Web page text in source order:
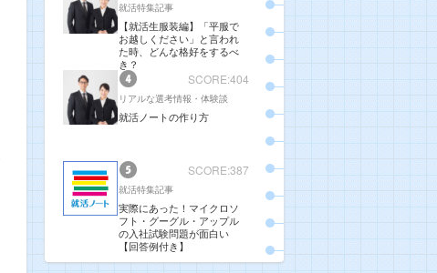
就活特集記事
【就活生服装編】「平服で
お越しください」と言われ
た時、どんな格好をするべ
き？
SCORE:404
リアルな選考情報・体験談
就活ノートの作り方
SCORE:387
就活特集記事
実際にあった！マイクロソ
フト・グーグル・アップル
の入社試験問題が面白い
【回答例付き】